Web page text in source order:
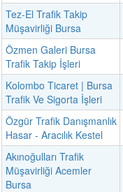
Tez-El Trafik Takip
Müşavirliği Bursa
Özmen Galeri Bursa
Trafik Takip İşleri
Kolombo Ticaret | Bursa
Trafik Ve Sigorta İşleri
Özgür Trafik Danışmanlık
Hasar - Aracılık Kestel
Akınoğulları Trafik
Müşavirliği Acemler
Bursa